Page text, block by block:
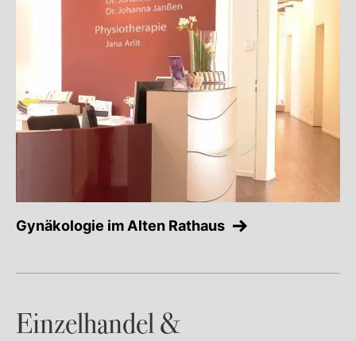
Gynäkologie im Alten Rathaus
Einzelhandel &